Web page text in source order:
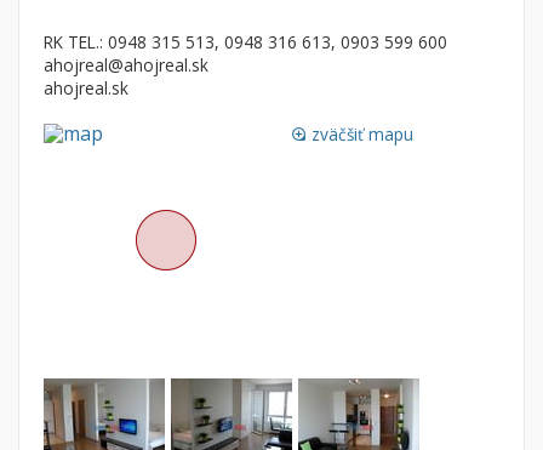
RK TEL.: 0948 315 513, 0948 316 613, 0903 599 600
ahojreal@ahojreal.sk
ahojreal.sk
loupe zväčšiť mapu